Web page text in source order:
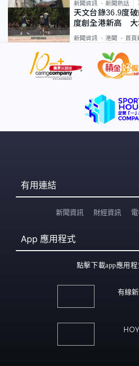
新聞資訊 新聞熱話
天文台錄36.9度
度創全港新高 大
新聞資訊 港聞 首頁
有用連結
新聞資訊 財經資訊
App 應用程式
點擊下載app應用
有線
HOY